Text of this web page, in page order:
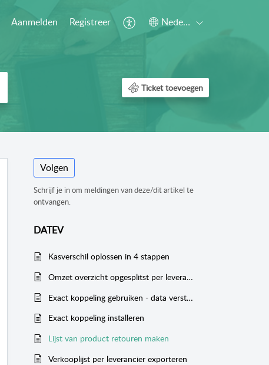
Aanmelden Registreer Nederlands
Ticket toevoegen
Volgen
Schrijf je in om meldingen van deze/dit artikel te
ontvangen.
DATEV
Kasverschil oplossen in 4 stappen
Omzet overzicht opgesplitst per leverancier
Exact koppeling gebruiken - data versturen
Exact koppeling installeren
Lijst van product retouren maken
Verkooplijst per leverancier exporteren